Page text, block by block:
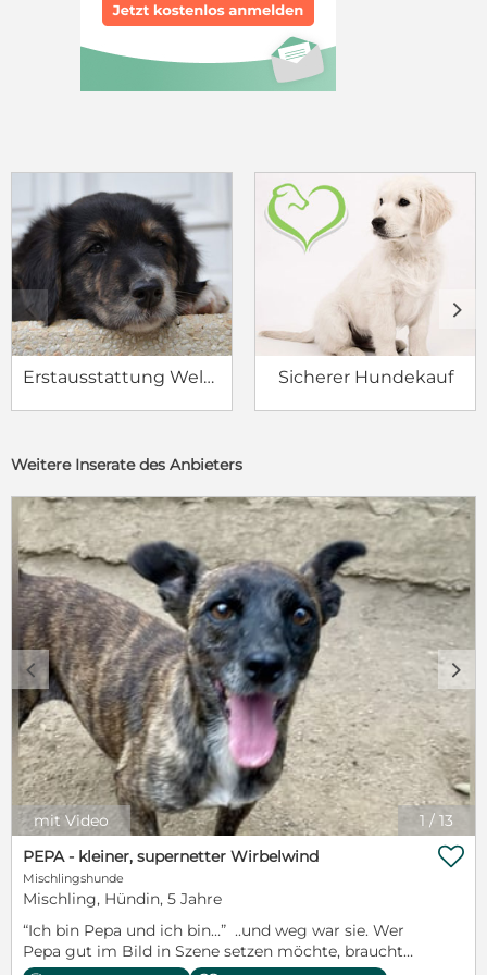
Erstausstattung Welpe Sicherer Hundekauf
c d
Weitere Inserate des Anbieters
1 / 13
c d
mit Video
PEPA - kleiner, supernetter Wirbelwind
Mischlingshunde
Mischling, Hündin, 5 Jahre
“Ich bin Pepa und ich bin…” ..und weg war sie. Wer
Pepa gut im Bild in Szene setzen möchte, braucht
